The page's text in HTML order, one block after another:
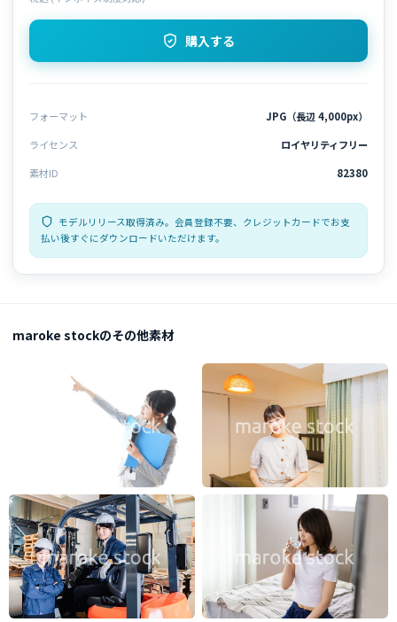
購入する
フォーマット
JPG（長辺 4,000px）
ライセンス
ロイヤリティフリー
素材ID
82380
モデルリリース取得済み。会員登録不要、クレジットカードでお支
払い後すぐにダウンロードいただけます。
maroke stockのその他素材